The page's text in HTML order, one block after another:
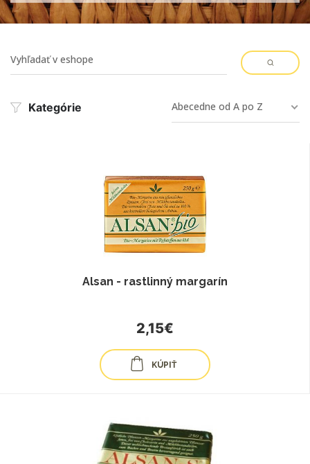
Kategórie Abecedne od A po Z
Alsan - rastlinný margarín
2,15€
KÚPIŤ